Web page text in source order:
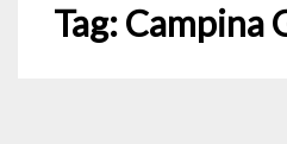
Tag:Campina